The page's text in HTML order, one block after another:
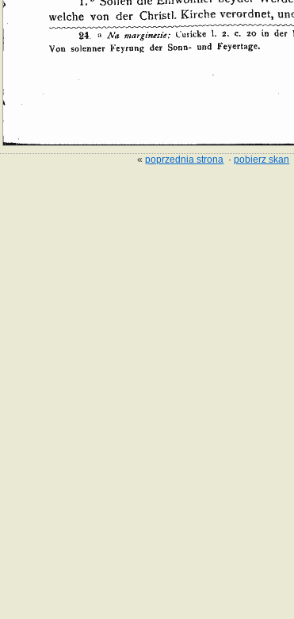
«poprzednia strona ·pobierz skan